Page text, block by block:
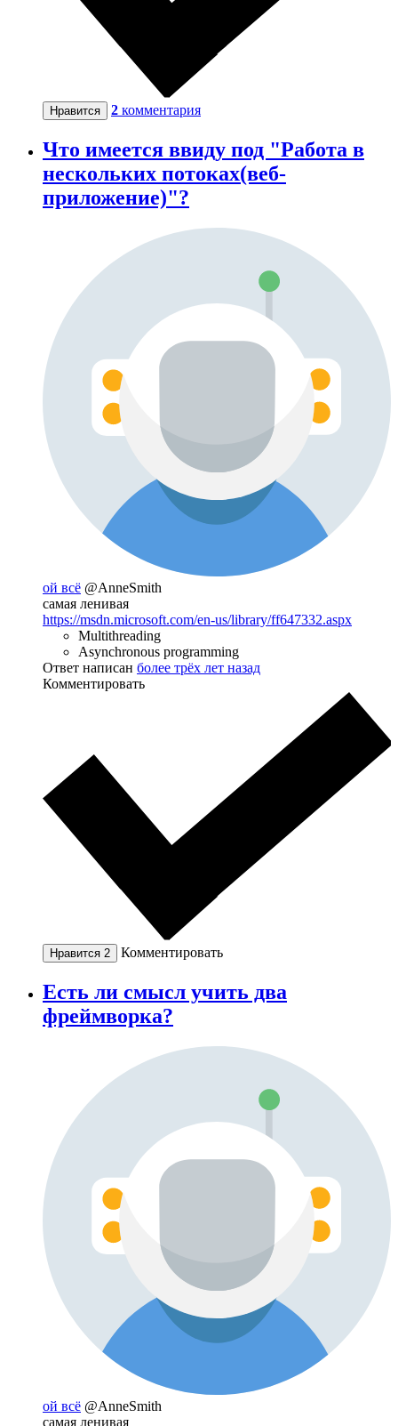
Нравится 2 комментария
Что имеется ввиду под "Работа в
нескольких потоках(веб-
приложение)"?
ой всё @AnneSmith
самая ленивая
https://msdn.microsoft.com/en-us/library/ff647332.aspx
Multithreading
Asynchronous programming
Ответ написан более трёх лет назад
Комментировать
Нравится 2 Комментировать
Есть ли смысл учить два
фреймворка?
ой всё @AnneSmith
самая ленивая